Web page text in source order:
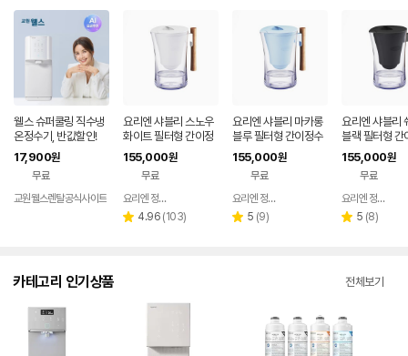
웰스 슈퍼쿨링 직수냉
온정수기, 반값할인!
17,900원
무료
교원웰스렌탈공식사이트
요리엔 샤블리 스노우
화이트 필터형 간이정
수기 ( 필터 1개 포함)
155,000원
무료
페이
요리엔 정수기 공식몰
별 4.96 리
(103)
요리엔 샤블리 마카롱
블루 필터형 간이정수
기 ( 필터 1개 포함)
155,000원
무료
요리엔 정수기 공식몰
별 5 리
(9)
요리엔 샤블리
블랙 필터형 간
기 ( 필터 1개
155,000원
무료
요리엔 정수기 공식몰
별 5 리
(8)
카테고리 인기상품 전체보기